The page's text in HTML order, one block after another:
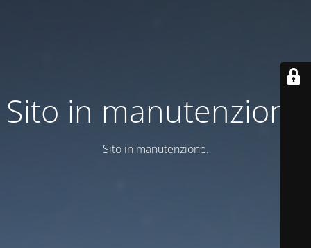
Sito in manutenzione
Sito in manutenzione.